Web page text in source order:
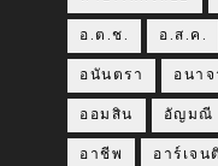
อ.ต.ช. อ.ส.ค.
อนันตรา อนาจ
ออมสิน อัญมณี
อาชีพ อาร์เจน